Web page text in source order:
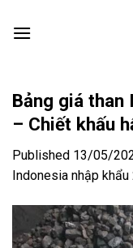
Bảng giá than
– Chiết khấu
Published 13/05/
Indonesia nhập